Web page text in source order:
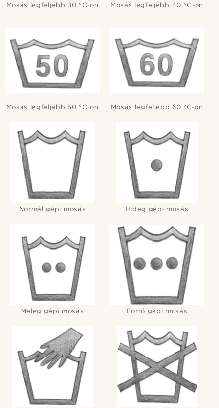
Mosás legfeljebb 30 °C-on Mosás legfeljebb 40 °C-on
Mosás legfeljebb 50 °C-on Mosás legfeljebb 60 °C-on
Normál gépi mosás Hideg gépi mosás
Meleg gépi mosás Forró gépi mosás